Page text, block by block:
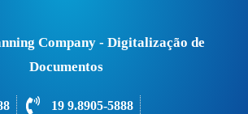
Company - Digitalização de
Documentos
19 9.8905-5888